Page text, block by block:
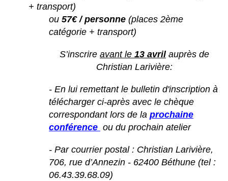
+ transport)
ou 57€ / personne (places 2ème
catégorie + transport)
S’inscrire avant le 13 avril auprès de
Christian Larivière:
- En lui remettant le bulletin d'inscription à
télécharger ci-après avec le chèque
correspondant lors de la prochaine
conférence ou du prochain atelier
- Par courrier postal : Christian Larivière,
706, rue d’Annezin - 62400 Béthune (tel :
06.43.39.68.09)